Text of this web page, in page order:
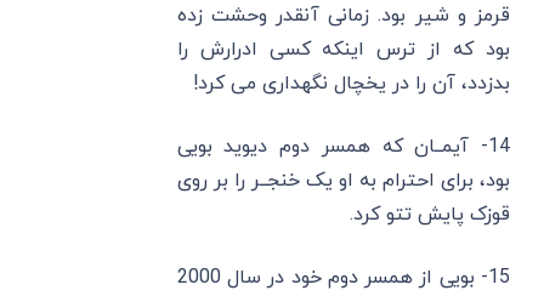
قرمز و شیر بود. زمانی آنقدر وحشت زده
بود که از ترس اینکه کسی ادرارش را
بدزدد، آن را در یخچال نگهداری می کرد!
14- آیمــان که همسر دوم دیوید بویی
بود، برای احترام به او یک خنجــر را بر روی
قوزک پایش تتو کرد.
15- بویی از همسر دوم خود در سال 2000